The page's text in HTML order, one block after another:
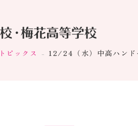
ピックス 12/24（水）中高ハンド